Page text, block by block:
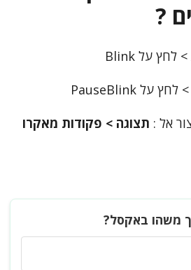
?
תצוגה > פקודות מאקרו
משהו באקסל?